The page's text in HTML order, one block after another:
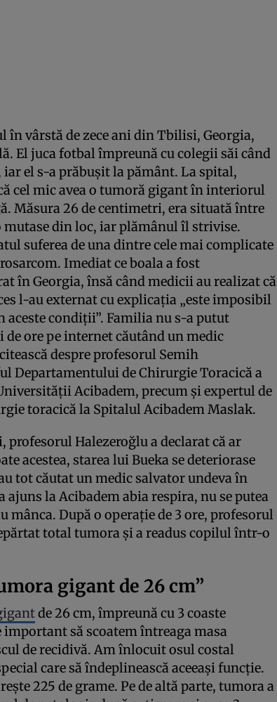
în vârstă de zece ani din Tbilisi, Georgia,
El juca fotbal împreună cu colegii săi când
el s-a prăbușit la pământ. La spital,
cel mic avea o tumoră gigant în interiorul
Măsura 26 de centimetri, era situată între
din loc, iar plămânul îl strivise.
suferea de una dintre cele mai complicate
Imediat ce boala a fost
în Georgia, însă când medicii au realizat că
l-au externat cu explicația „este imposibil
aceste condiții”. Familia nu s-a putut
de ore pe internet căutând un medic
despre profesorul Semih
Departamentului de Chirurgie Toracică a
Acibadem, precum și expertul de
toracică la Spitalul Acibadem Maslak.
profesorul Halezeroğlu a declarat că ar
acestea, starea lui Bueka se deteriorase
tot căutat un medic salvator undeva în
ajuns la Acibadem abia respira, nu se putea
mânca. După o operație de 3 ore, profesorul
total tumora și a readus copilul într-o
gigant de 26 cm”
de 26 cm, împreună cu 3 coaste
important să scoatem întreaga masa
de recidivă. Am înlocuit osul costal
care să îndeplinească aceeași funcție.
225 de grame. Pe de altă parte, tumora a